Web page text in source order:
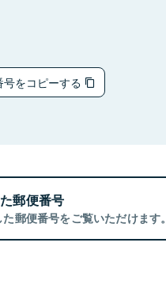
号をコピーする
郵便番号
郵便番号をご覧いただけます。